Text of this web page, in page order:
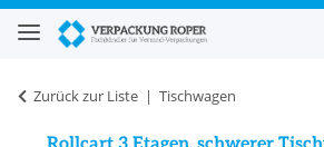
Zurück zur Liste Tischwagen